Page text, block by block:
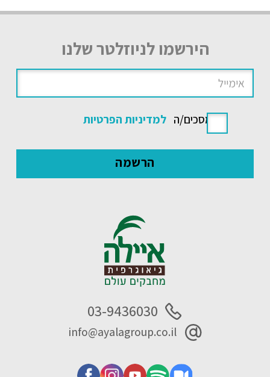
הירשמו לניוזלטר שלנו
אני מסכים/ה למדיניות הפרטיות
03-9436030
info@ayalagroup.co.il